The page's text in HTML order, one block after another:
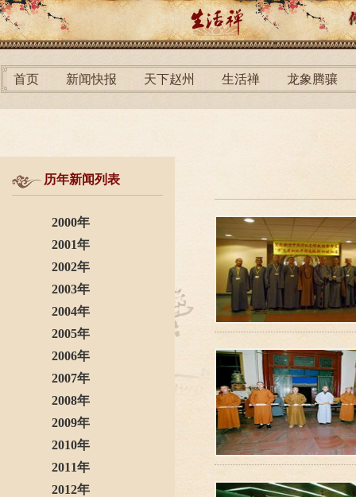
首页 新闻快报 天下赵州 生活禅 龙象腾骧
历年新闻列表
2000年
2001年
2002年
2003年
2004年
2005年
2006年
2007年
2008年
2009年
2010年
2011年
2012年